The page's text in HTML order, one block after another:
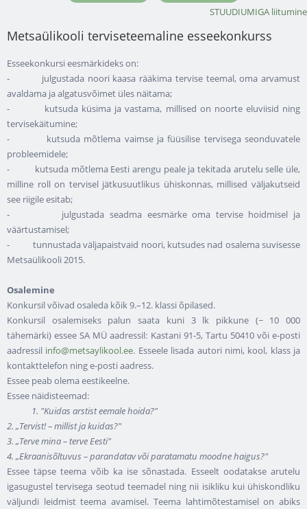
STUUDIUMIGA liitumine
Metsaülikooli terviseteemaline esseekonkurss
Esseekonkursi eesmärkideks on:
- julgustada noori kaasa rääkima tervise teemal, oma arvamust
avaldama ja algatusvõimet üles näitama;
- kutsuda küsima ja vastama, millised on noorte eluviisid ning
tervisekäitumine;
- kutsuda mõtlema vaimse ja füüsilise tervisega seonduvatele
probleemidele;
- kutsuda mõtlema Eesti arengu peale ja tekitada arutelu selle üle,
milline roll on tervisel jätkusuutlikus ühiskonnas, millised väljakutseid
see riigile esitab;
- julgustada seadma eesmärke oma tervise hoidmisel ja
väärtustamisel;
- tunnustada väljapaistvaid noori, kutsudes nad osalema suvisesse
Metsaülikooli 2015.
Osalemine
Konkursil võivad osaleda kõik 9.–12. klassi õpilased.
Konkursil osalemiseks palun saata kuni 3 lk pikkune (~ 10 000
tähemärki) essee SA MÜ aadressil: Kastani 91-5, Tartu 50410 või e-posti
aadressil info@metsaylikool.ee. Esseele lisada autori nimi, kool, klass ja
kontakttelefon ning e-posti aadress.
Essee peab olema eestikeelne.
Essee näidisteemad:
1. "Kuidas arstist eemale hoida?"
2. „Tervist! – millist ja kuidas?"
3. „Terve mina – terve Eesti"
4. „Ekraanisõltuvus – parandatav või paratamatu moodne haigus?"
Essee täpse teema võib ka ise sõnastada. Esseelt oodatakse arutelu
igasugustel tervisega seotud teemadel ning nii isikliku kui ühiskondliku
väljundi leidmist teema avamisel. Teema lahtimõtestamisel on abiks